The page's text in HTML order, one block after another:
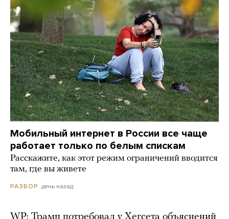
Мобильный интернет в России все чаще
работает только по белым спискам
Расскажите, как этот режим ограничений вводится
там, где вы живете
РАЗБОР день назад
WP: Трамп потребовал у Хегсета объяснений